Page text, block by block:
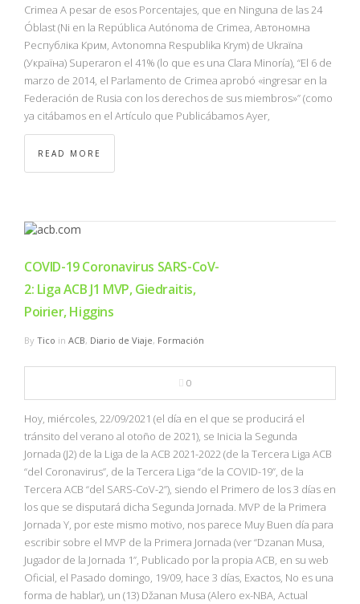
Crimea A pesar de esos Porcentajes, que en Ninguna de las 24
Óblast (Ni en la República Autónoma de Crimea, Автономна
Республіка Крим, Avtonomna Respublika Krym) de Ukraïna
(Україна) Superaron el 41% (lo que es una Clara Minoría), “El 6 de
marzo de 2014, el Parlamento de Crimea aprobó «ingresar en la
Federación de Rusia con los derechos de sus miembros»” (como
ya citábamos en el Artículo que Publicábamos Ayer,
READ MORE
COVID-19 Coronavirus SARS-CoV-
2: Liga ACB J1 MVP, Giedraitis,
Poirier, Higgins
By Tico in ACB, Diario de Viaje, Formación
0
Hoy, miércoles, 22/09/2021 (el día en el que se producirá el
tránsito del verano al otoño de 2021), se Inicia la Segunda
Jornada (J2) de la Liga de la ACB 2021-2022 (de la Tercera Liga ACB
“del Coronavirus”, de la Tercera Liga “de la COVID-19”, de la
Tercera ACB “del SARS-CoV-2”), siendo el Primero de los 3 días en
los que se disputará dicha Segunda Jornada. MVP de la Primera
Jornada Y, por este mismo motivo, nos parece Muy Buen día para
escribir sobre el MVP de la Primera Jornada (ver “Dzanan Musa,
Jugador de la Jornada 1”, Publicado por la propia ACB, en su web
Oficial, el Pasado domingo, 19/09, hace 3 días, Exactos, No es una
forma de hablar), un (13) Džanan Musa (Alero ex-NBA, Actual